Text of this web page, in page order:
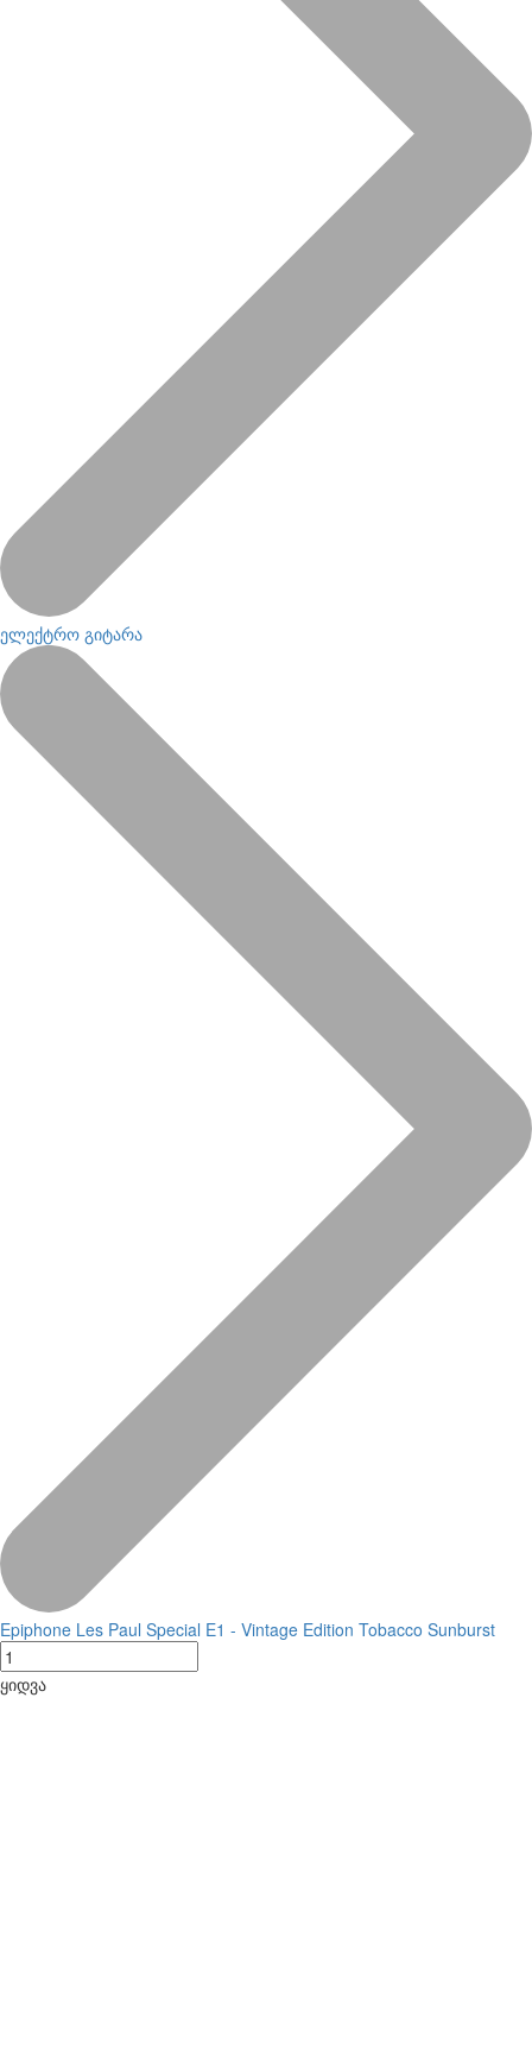
ელექტრო გიტარა
Epiphone Les Paul Special E1 - Vintage Edition Tobacco Sunburst
ყიდვა